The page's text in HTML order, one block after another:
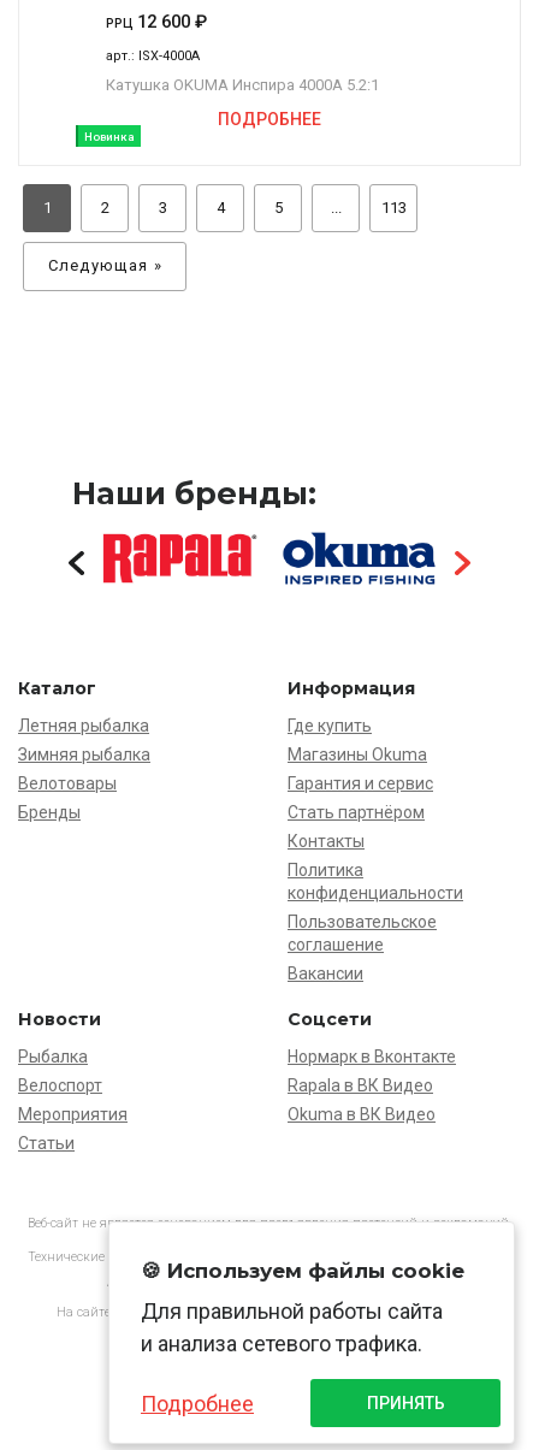
Новинка
РРЦ 12 600 ₽
арт.: ISX-4000A
Катушка OKUMA Инспира 4000A 5.2:1
ПОДРОБНЕЕ
1 2 3 4 5 ... 113
Следующая »
Наши бренды:
Каталог
Летняя рыбалка
Зимняя рыбалка
Велотовары
Бренды
Информация
Где купить
Магазины Okuma
Гарантия и сервис
Стать партнёром
Контакты
Политика
конфиденциальности
Пользовательское
соглашение
Вакансии
Новости
Рыбалка
Велоспорт
Мероприятия
Статьи
Соцсети
Нормарк в Вконтакте
Rapala в ВК Видео
Okuma в ВК Видео
Веб-сайт не является основанием для предъявления претензий и рекламаций,
Технические характеристики товаров могут отличаться от указанных на сайте.
АО «Нормарк» ИНН 7728172512 ОГРН 1037739603505
На сайте применяютсярекомендательные технологиив соответствии
🍪 Используем файлы cookie
Для правильной работы сайта
и анализа сетевого трафика.
Подробнее ПРИНЯТЬ